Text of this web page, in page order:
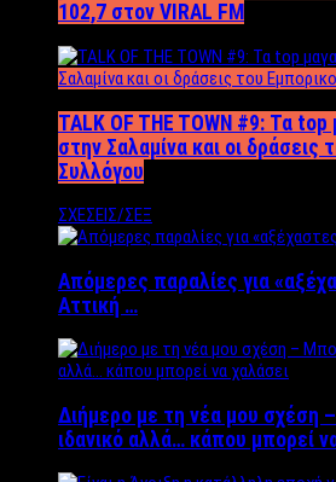
102,7 στον VIRAL FM
TALK OF THE TOWN #9: Τα top
στην Σαλαμίνα και οι δράσεις
Συλλόγου
ΣΧΕΣΕΙΣ/ΣΕΞ
Απόμερες παραλίες για
Αττική …
Διήμερο με τη νέα μου σχέση
ιδανικό αλλά… κάπου μπορεί